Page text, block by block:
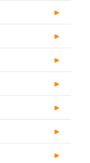
►
►
►
►
►
►
►